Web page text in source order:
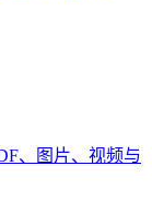
、图片、视频与